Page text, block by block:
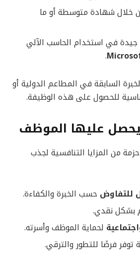
خلال شهادة متوسطة أو ما
جيدة في استخدام الحاسب الآلي
.
السابقة في المطاعم الدولية أو
للحصول على هذه الوظيفة.
يحصل عليها الموظف
من المزايا التنافسية لجذب
للتفاوض حسب الخبرة والكفاءة.
بشكل نقدي.
لحماية الموظف وأسرته.
توفر فرصًا للتطور والترقي.